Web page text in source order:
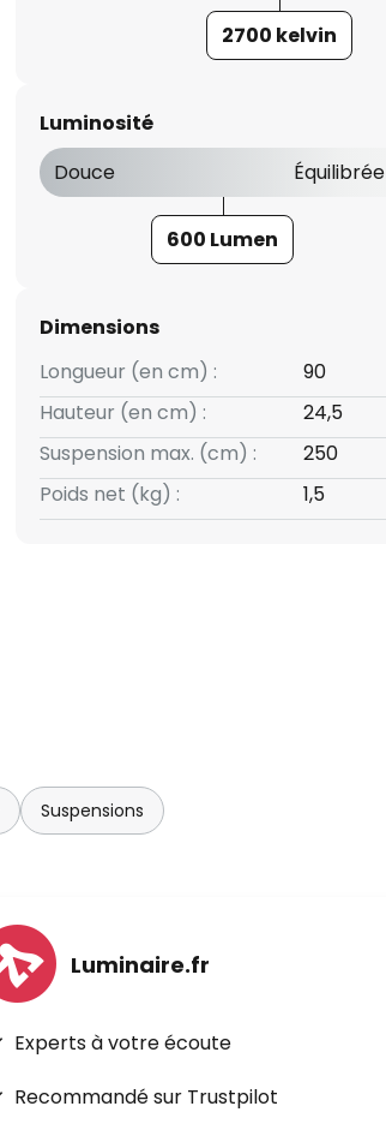
2700 kelvin
Luminosité
Douce
Équilibrée
600 Lumen
Dimensions
Longueur (en cm) :
90
Hauteur (en cm) :
24,5
Suspension max. (cm) :
250
Poids net (kg) :
1,5
Suspensions
Luminaire.fr
Experts à votre écoute
Recommandé sur Trustpilot